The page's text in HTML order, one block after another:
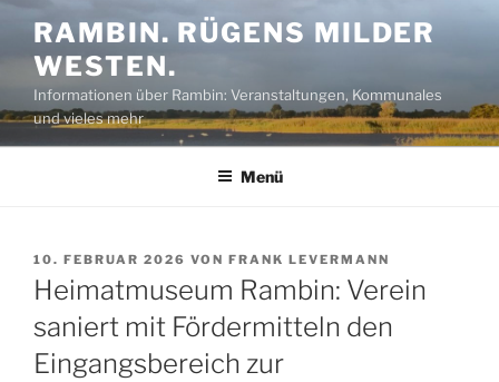
Inhalt
springen
RAMBIN. RÜGENS MILDER
WESTEN.
Informationen über Rambin: Veranstaltungen, Kommunales
und vieles mehr
Menü
VERÖFFENTLICHT
AM
10. FEBRUAR 2026 VON FRANK LEVERMANN
Heimatmuseum Rambin: Verein
saniert mit Fördermitteln den
Eingangsbereich zur